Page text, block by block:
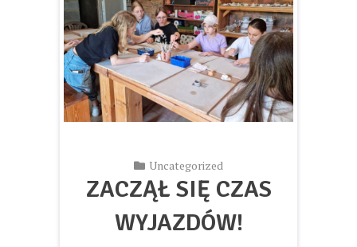
Uncategorized
ZACZĄŁ SIĘ CZAS
WYJAZDÓW!